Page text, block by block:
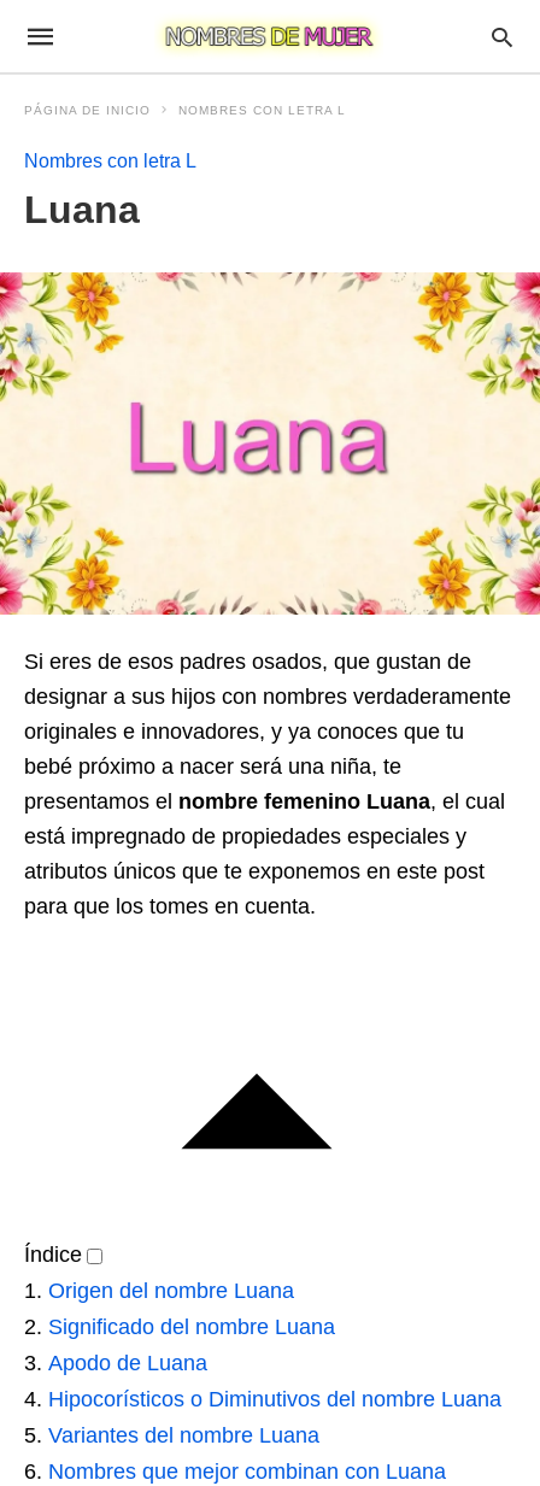
PÁGINA DE INICIO NOMBRES CON LETRA L
Nombres con letra L
Luana
Si eres de esos padres osados, que gustan de
designar a sus hijos con nombres verdaderamente
originales e innovadores, y ya conoces que tu
bebé próximo a nacer será una niña, te
presentamos el nombre femenino Luana, el cual
está impregnado de propiedades especiales y
atributos únicos que te exponemos en este post
para que los tomes en cuenta.
Índice
Origen del nombre Luana
Significado del nombre Luana
Apodo de Luana
Hipocorísticos o Diminutivos del nombre Luana
Variantes del nombre Luana
Nombres que mejor combinan con Luana